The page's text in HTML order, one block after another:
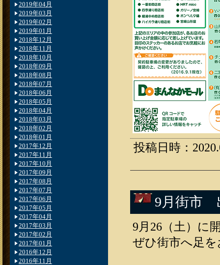
投稿日時：
9月街市
9月26（土）に
ぜひ街市へ足
2019年04月
2019年03月
2019年02月
2019年01月
2018年12月
2018年11月
2018年10月
2018年09月
2018年08月
2018年07月
2018年06月
2018年05月
2018年04月
2018年03月
2018年02月
2018年01月
2017年12月
2017年11月
2017年10月
2017年09月
2017年08月
2017年07月
2017年06月
2017年05月
2017年04月
2017年03月
2017年02月
2017年01月
2016年12月
2016年11月